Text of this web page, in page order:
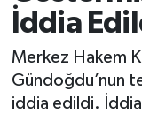
İddia
Merkez Hakem
Gündoğdu’nun
iddia edildi.
Haber Arşivi